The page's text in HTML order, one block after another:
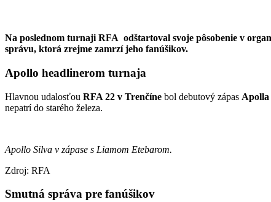
Na poslednom turnaji RFA odštartoval svoje pôsobenie v
správu, ktorá zrejme zamrzí jeho fanúšikov.
Apollo headlinerom turnaja
Hlavnou udalosťou RFA 22 v Trenčíne bol debutový zápas Apolla
nepatrí do starého železa.
Apollo Silva v zápase s Liamom Etebarom.
Zdroj: RFA
Smutná správa pre fanúšikov